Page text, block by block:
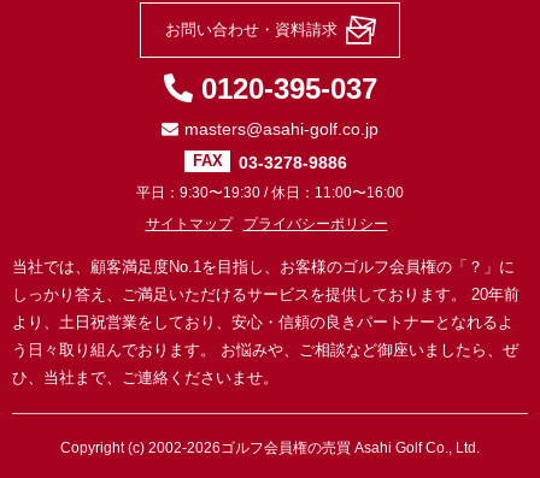
当社では、顧客満足度No.1を目指し、お客様のゴルフ会員権の「？」に
しっかり答え、ご満足いただけるサービスを提供しております。
20年前
より、土日祝営業をしており、安心・信頼の良きパートナーとなれるよ
う日々取り組んでおります。
お悩みや、ご相談など御座いましたら、ぜ
ひ、当社まで、ご連絡くださいませ。
お問い合わせ・資料請求
0120-395-037
masters@asahi-golf.co.jp
FAX 03-3278-9886
平日：9:30〜19:30 / 休日：11:00〜16:00
サイトマップ
プライバシーポリシー
Copyright (c) 2002-2026ゴルフ会員権の売買 Asahi Golf Co., Ltd.